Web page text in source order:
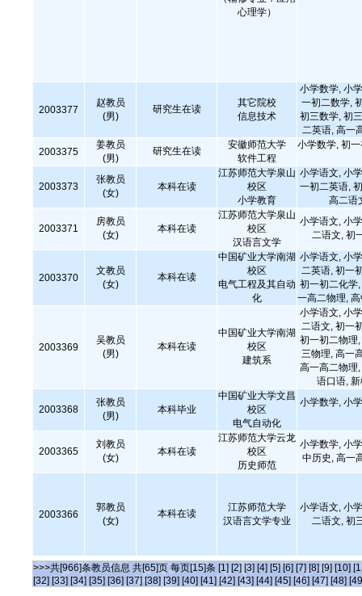
心理学）
2003377
赵教员
(男)
研究生在读
其它院校
信息技术
小学数学, 小
一初二数学,
初三数学, 初
二英语, 高一
2003375
姜教员
(男)
研究生在读
安徽师范大学
软件工程
小学数学, 初
2003373
张教员
(女)
本科在读
江苏师范大学泉山
校区
小学教育
小学语文, 小
一初二英语,
高二语
2003371
房教员
(女)
本科在读
江苏师范大学泉山
校区
汉语言文学
小学语文, 小
二语文, 初
2003370
文教员
(女)
本科在读
中国矿业大学南湖
校区
电气工程及其自动
化
小学语文, 小
二英语, 初一
初一初二化学
一高二物理,
2003369
吴教员
(男)
本科在读
中国矿业大学南湖
校区
建筑系
小学语文, 小
二语文, 初一
初一初二物理
三物理, 高一
高一高二物理
语口语,
2003368
张教员
(男)
本科毕业
中国矿业大学文昌
校区
电气自动化
小学数学, 小
2003365
刘教员
(女)
本科在读
江苏师范大学云龙
校区
历史师范
小学数学, 小
中历史, 高一
2003366
郭教员
(女)
本科在读
江苏师范大学
汉语言文学专业
小学语文, 小
二语文, 初
>>>共[966]条教员信息 共[65]页 每页[15]条 [1] [2] [3] [4] [5] [6] [7] [8] [9] [10]
[32] [33] [34] [35] [36] [37] [38] [39] [40] [41] [42] [43] [44] [45] [46] [47] [48]